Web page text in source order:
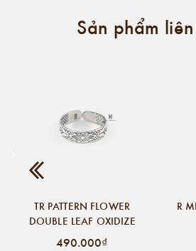
Sản phẩm
TR PATTERN FLOWER
DOUBLE LEAF OXIDIZE
490.000₫
R